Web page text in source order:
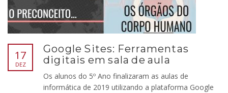
17
DEZ
Google Sites: Ferramentas
digitais em sala de aula
Os alunos do 5º Ano finalizaram as aulas de
informática de 2019 utilizando a plataforma Google